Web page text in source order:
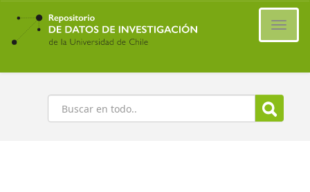
Ir
contenido
principal
Buscar